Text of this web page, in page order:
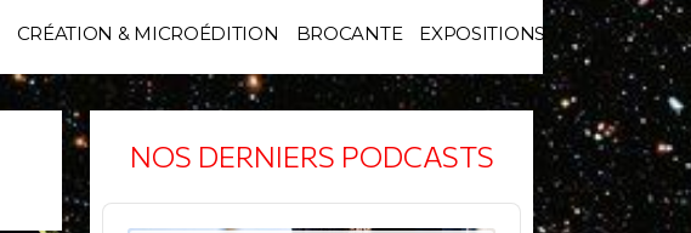
CRÉATION & MICROÉDITION BROCANTE EXPOSITIONS
NOS DERNIERS PODCASTS
Audio